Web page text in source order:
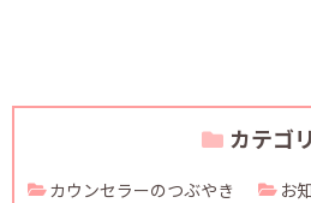
カテゴ
カウンセラーのつぶやき
お